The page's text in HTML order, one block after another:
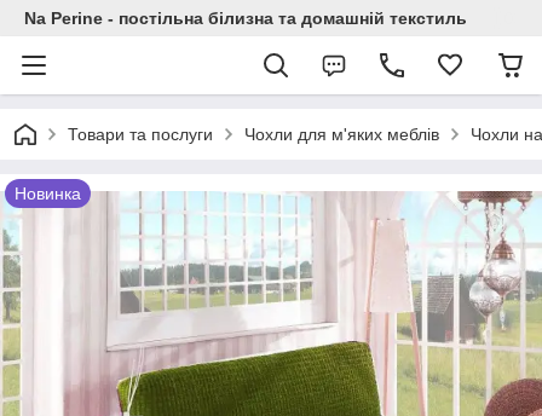
Na Perine - постільна білизна та домашній текстиль
Товари та послуги Чохли для м'яких меблів Чохли
Новинка